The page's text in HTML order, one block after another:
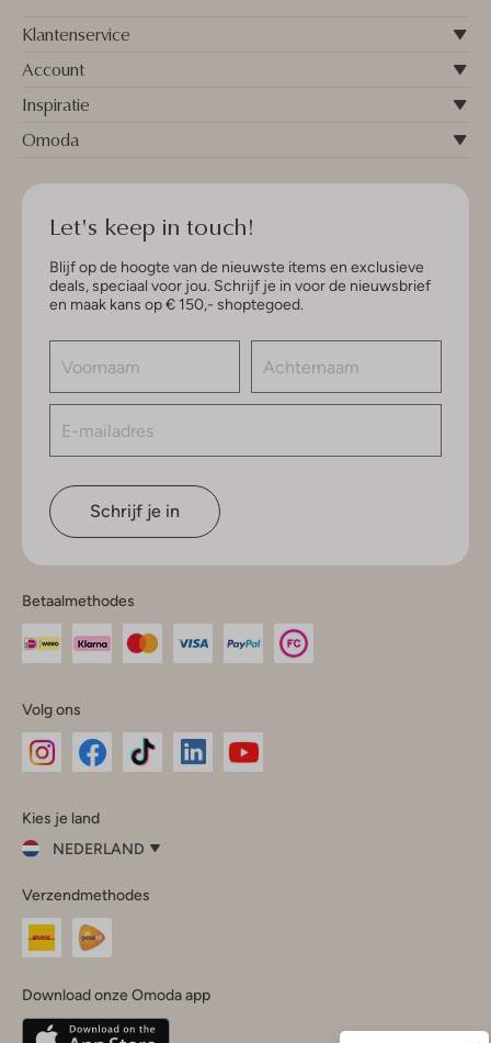
Klantenservice
Account
Inspiratie
Omoda
Let's keep in touch!
Blijf op de hoogte van de nieuwste items en exclusieve
deals, speciaal voor jou. Schrijf je in voor de nieuwsbrief
en maak kans op € 150,- shoptegoed.
Schrijf je in
Betaalmethodes
Volg ons
InstagramFacebook
Kies je land
NEDERLAND
je
land
Nederland
Belgique(Français)
Verzendmethodes
Download onze Omoda app